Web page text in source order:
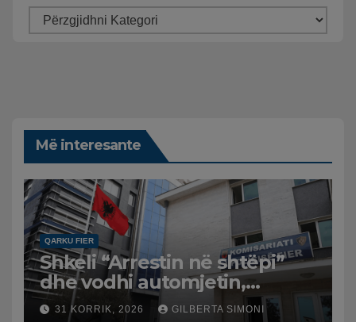
Më interesante
QARKU FIER
Shkeli “Arrestin në shtëpi”
dhe vodhi automjetin,
arrestohet 43-vjeçari
31 KORRIK, 2026 GILBERTA SIMONI